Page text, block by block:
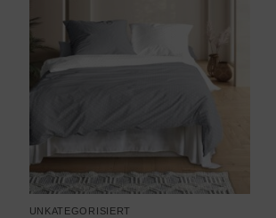
UNKATEGORISIERT